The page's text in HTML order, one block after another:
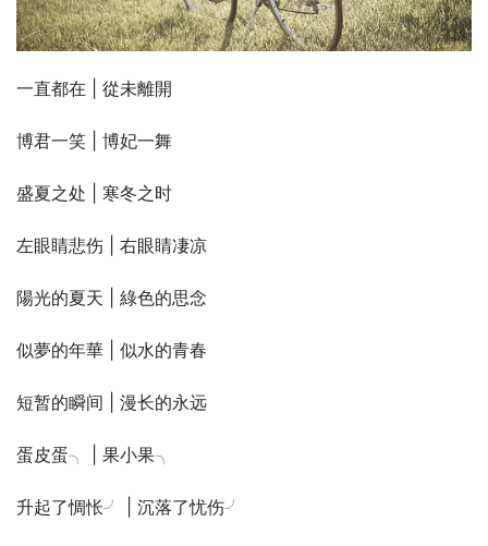
一直都在 | 從未離開
博君一笑 | 博妃一舞
盛夏之处 | 寒冬之时
左眼睛悲伤 | 右眼睛凄凉
陽光的夏天 | 綠色的思念
似夢的年華 | 似水的青春
短暂的瞬间 | 漫长的永远
蛋皮蛋╮ | 果小果╮
升起了惆怅╯ | 沉落了忧伤╯